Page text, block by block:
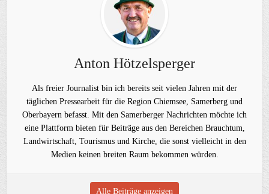
Anton Hötzelsperger
Als freier Journalist bin ich bereits seit vielen Jahren mit der
täglichen Pressearbeit für die Region Chiemsee, Samerberg und
Oberbayern befasst. Mit den Samerberger Nachrichten möchte ich
eine Plattform bieten für Beiträge aus den Bereichen Brauchtum,
Landwirtschaft, Tourismus und Kirche, die sonst vielleicht in den
Medien keinen breiten Raum bekommen würden.
Alle Beiträge anzeigen